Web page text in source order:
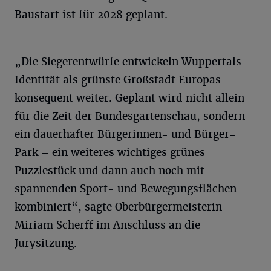
Baustart ist für 2028 geplant.
„Die Siegerentwürfe entwickeln Wuppertals
Identität als grünste Großstadt Europas
konsequent weiter. Geplant wird nicht allein
für die Zeit der Bundesgartenschau, sondern
ein dauerhafter Bürgerinnen- und Bürger-
Park – ein weiteres wichtiges grünes
Puzzlestück und dann auch noch mit
spannenden Sport- und Bewegungsflächen
kombiniert“, sagte Oberbürgermeisterin
Miriam Scherff im Anschluss an die
Jurysitzung.